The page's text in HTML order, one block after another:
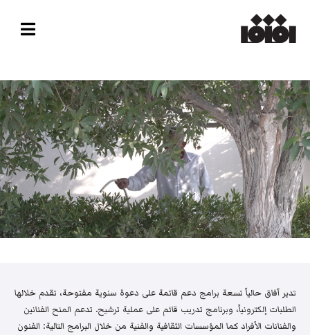
تدير آفاق حالياً تسعة برامج دعم قائمة على دعوة سنوية مفتوحة، تقدم خلالها
الطلبات إلكترونياً، وبرنامج تدريب قائم على عملية ترشيح. تدعم المنح الفنانين
والفنانات الأفراد كما المؤسسات الثقافية والفنية من خلال البرامج التالية: الفنون